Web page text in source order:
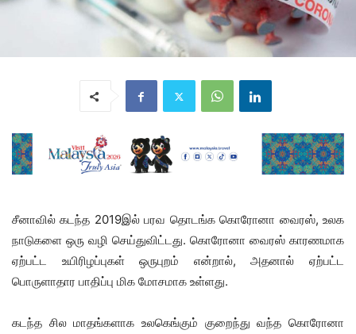
சீனாவில் கடந்த 2019இல் பரவ தொடங்க கொரோனா வைரஸ், உலக
நாடுகளை ஒரு வழி செய்துவிட்டது. கொரோனா வைரஸ் காரணமாக
ஏற்பட்ட உயிரிழப்புகள் ஒருபுறம் என்றால், அதனால் ஏற்பட்ட
பொருளாதார பாதிப்பு மிக மோசமாக உள்ளது.
கடந்த சில மாதங்களாக உலகெங்கும் குறைந்து வந்த கொரோனா